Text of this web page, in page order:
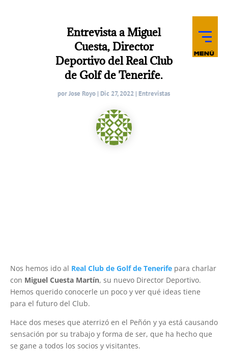
Entrevista a Miguel
Cuesta, Director
Deportivo del Real Club
de Golf de Tenerife.
porJose Royo | Dic 27, 2022 | Entrevistas
Nos hemos ido al Real Club de Golf de Tenerife para charlar
con Miguel Cuesta Martín, su nuevo Director Deportivo.
Hemos querido conocerle un poco y ver qué ideas tiene
para el futuro del Club.
Hace dos meses que aterrizó en el Peñón y ya está causando
sensación por su trabajo y forma de ser, que ha hecho que
se gane a todos los socios y visitantes.